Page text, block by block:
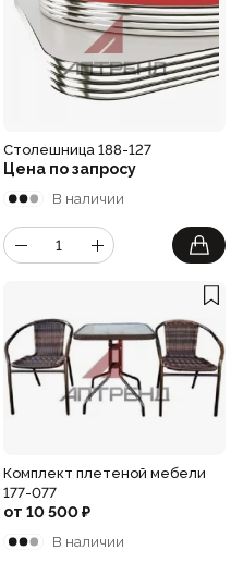
Столешница 188-127
Цена по запросу
В наличии
Комплект плетеной мебели
177-077
от 10 500₽
В наличии